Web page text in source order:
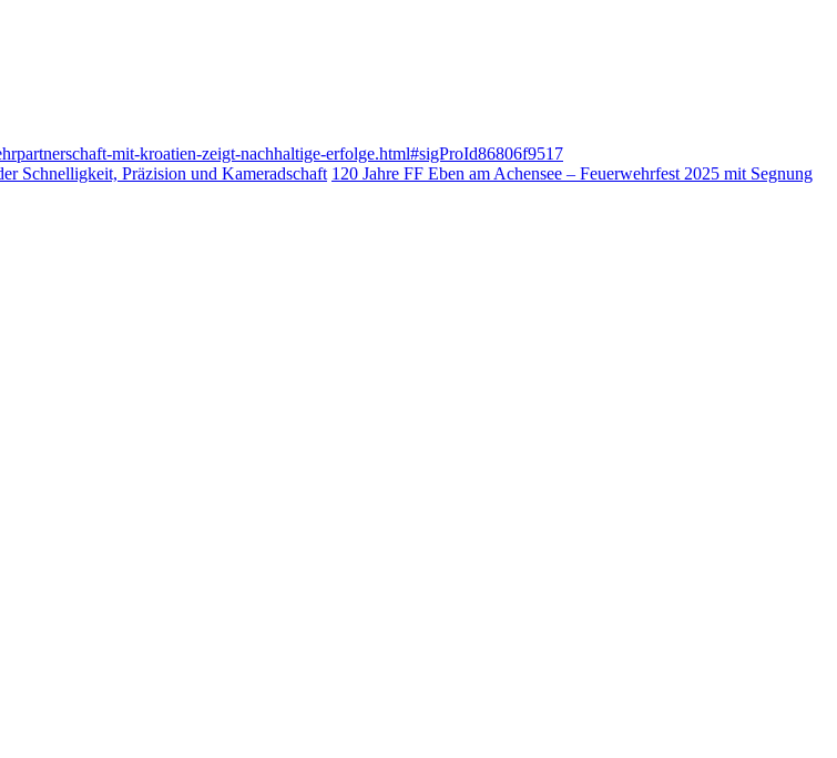
mit-kroatien-zeigt-nachhaltige-erfolge.html#sigProId86806f9517
Schnelligkeit, Präzision und Kameradschaft 120 Jahre FF Eben am Achensee – Feuerwehrfest 2025 mit Segnung